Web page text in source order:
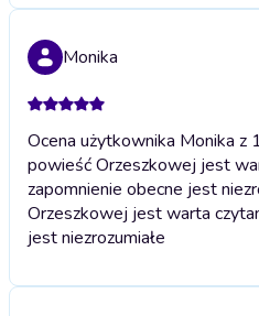
Monika
Ocena użytkownika Monika z
powieść Orzeszkowej jest
zapomnienie obecne jest
Orzeszkowej jest warta
jest niezrozumiałe